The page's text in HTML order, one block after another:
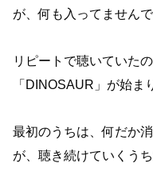
が、何も入ってませんで
リピートで聴いていた
「DINOSAUR」が始ま
最初のうちは、何だか
が、聴き続けていくう